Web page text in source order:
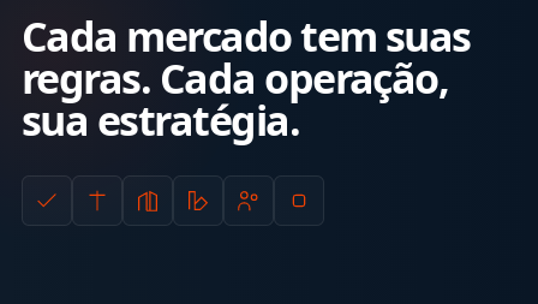
Cada mercado tem suas
regras. Cada operação,
sua estratégia.